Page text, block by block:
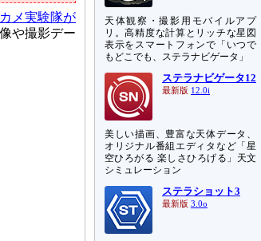
メ実験隊が
や撮影デー
天体観察・撮影用モバイルアプ
リ。高精度な計算とリッチな星図
表示をスマートフォンで「いつで
もどこでも、ステラナビゲータ」
ステラナビゲータ12
最新版 12.0i
美しい描画、豊富な天体データ、
オリジナル番組エディタなど「星
空ひろがる 楽しさひろげる」天文
シミュレーション
ステラショット3
最新版 3.0o